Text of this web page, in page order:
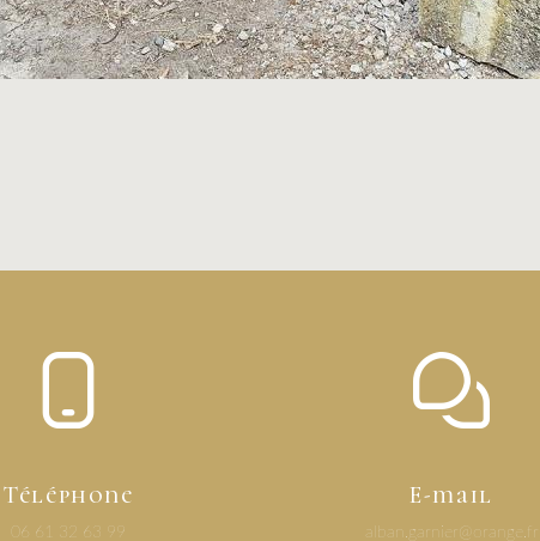
Téléphone
06 61 32 63 99
E-mail
alban.garnier@orange.fr